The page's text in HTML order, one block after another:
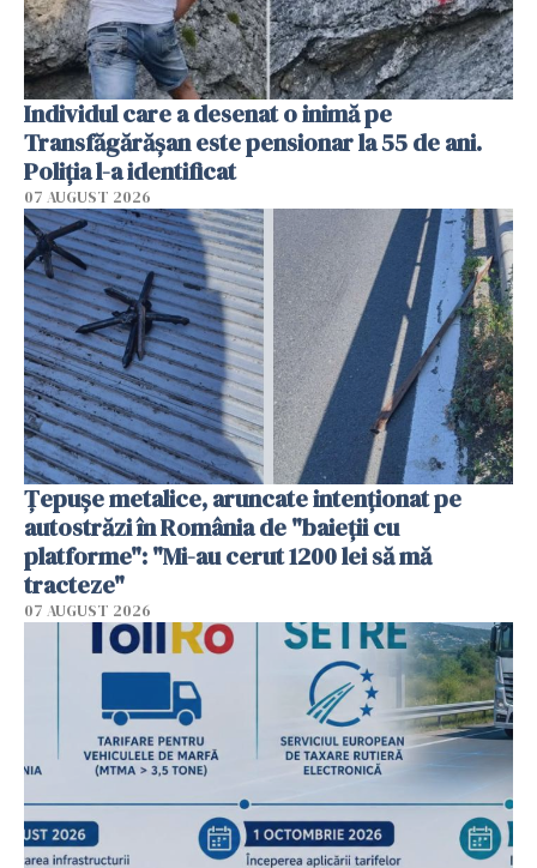
Individul care a desenat o inimă pe
Transfăgărășan este pensionar la 55 de ani.
Poliția l-a identificat
07 AUGUST 2026
Țepușe metalice, aruncate intenționat pe
autostrăzi în România de "baieții cu
platforme": "Mi-au cerut 1200 lei să mă
tracteze"
07 AUGUST 2026